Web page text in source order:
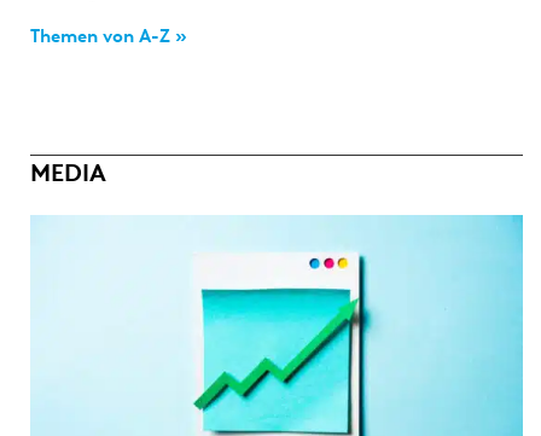
Themen von A-Z »
MEDIA